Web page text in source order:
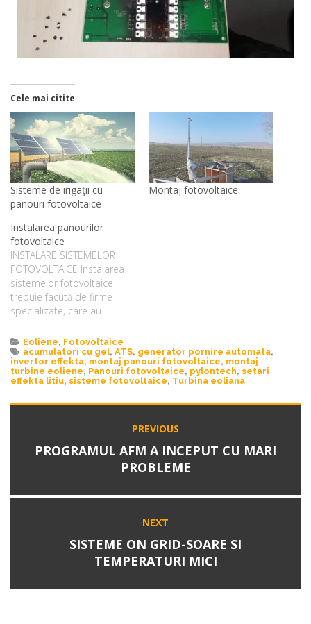
Cele mai citite
Sisteme de irigaţii cu
panouri fotovoltaice
Montaj fotovoltaice
Instalarea panourilor
fotovoltaice
INSTALARE SISTEMELOR
FOTOVOLTAICE Instalarea
sistemelor fotovoltaice
trebuie facută de firme
specializate, care au
acest domeniu. Acest
aspect este foarte
important atât in
dimensionarea
panouri, tip invertor,
randament maxim si a
siguranţei in funcţionare a
Eoliene, Fotovoltaice
acumulatori cu gel, ATS, generator pornire automata,
invertor effekta, montaj panouri fotovoltaice, montaj
turbine eoliene, Panouri fotovoltaice, pylontech, setari
effekta litiu, sisteme fotovoltaice, Turbina eoliana
PREVIOUS
PROGRAMUL AFM A INCEPUT CU MARI
PROBLEME
NEXT
SISTEME ON GRID-SOARE SI
TEMPERATURI MICI